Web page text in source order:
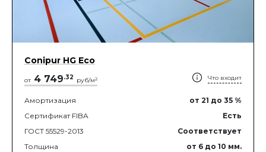
Conipur HG Eco
от 4 749.32 руб/м2 Что входит
Амортизация от 21 до 35 %
Сертификат FIBA
Есть
ГОСТ 55529-2013
Соответствует
Толщина
от 6 до 10 мм.